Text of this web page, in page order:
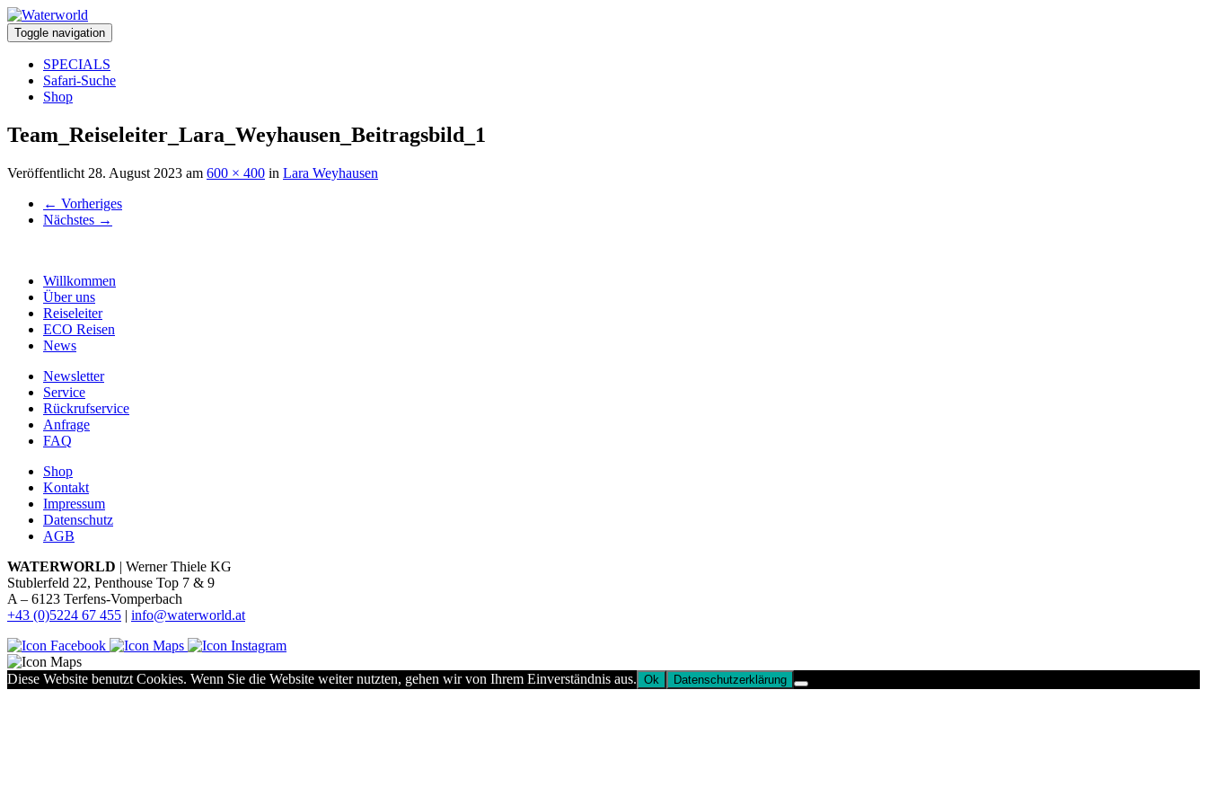
Toggle navigation
SPECIALS
Safari-Suche
Shop
Team_Reiseleiter_Lara_Weyhausen_Beitragsbild_1
Veröffentlicht 28. August 2023 am 600 × 400 in Lara Weyhausen
← Vorheriges
Nächstes →
Willkommen
Über uns
Reiseleiter
ECO Reisen
News
Newsletter
Service
Rückrufservice
Anfrage
FAQ
Shop
Kontakt
Impressum
Datenschutz
AGB
WATERWORLD | Werner Thiele KG
Stublerfeld 22, Penthouse Top 7 & 9
A – 6123 Terfens-Vomperbach
+43 (0)5224 67 455 | info@waterworld.at
Diese Website benutzt Cookies. Wenn Sie die Website weiter nutzten, gehen wir von Ihrem Einverständnis aus. Ok Datenschutzerklärung